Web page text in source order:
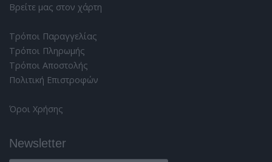
Βρείτε μας στον χάρτη
Τρόποι Παραγγελίας
Τρόποι Πληρωμής
Τρόποι Αποστολής
Πολιτική Επιστροφών
Όροι Χρήσης
Newsletter